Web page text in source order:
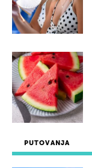
PUTOVANJA